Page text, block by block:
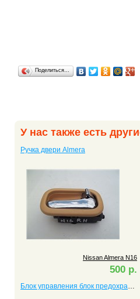
Поделиться…
У нас также есть
Ручка двери Almera
Nissan Almera N16
500 р.
Блок управления блок предохранителей Almera N16